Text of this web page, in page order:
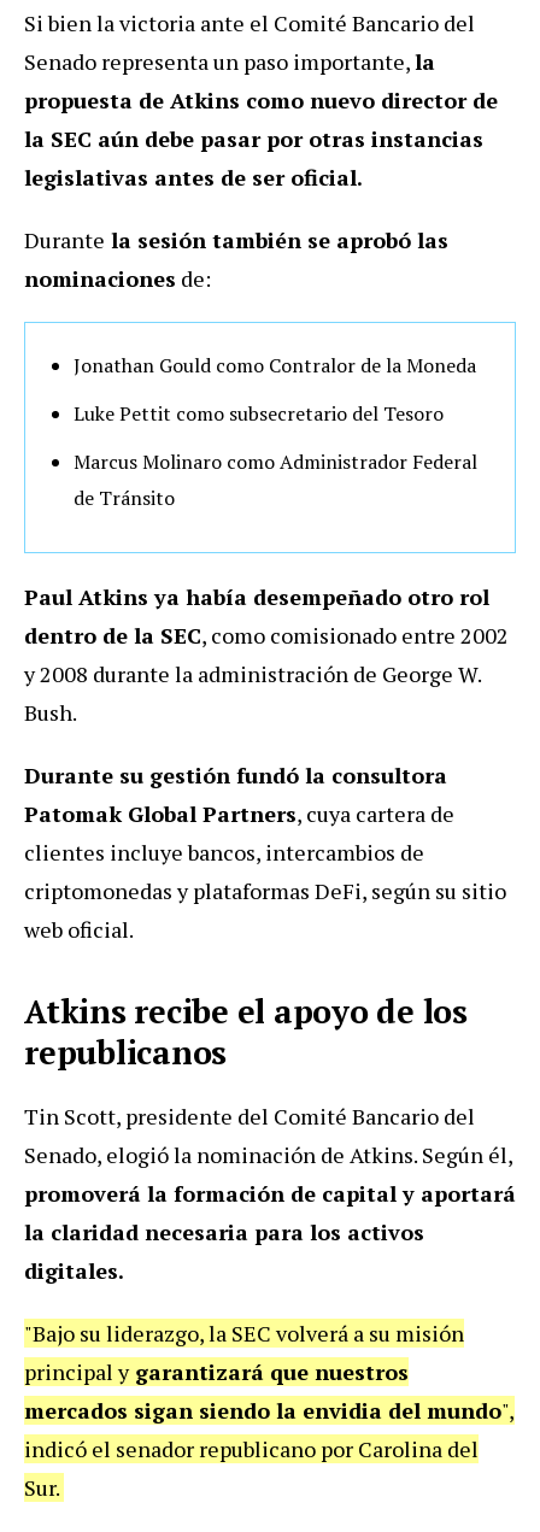
Si bien la victoria ante el Comité Bancario del
Senado representa un paso importante,la
propuesta de Atkins como nuevo director de
la SEC aún debe pasar por otras instancias
legislativas antes de ser oficial.
Durante la sesión también se aprobó las
nominaciones de:
Jonathan Gould como Contralor de la Moneda
Luke Pettit como subsecretario del Tesoro
Marcus Molinaro como Administrador Federal
de Tránsito
Paul Atkins ya había desempeñado otro rol
dentro de la SEC, como comisionado entre 2002
y 2008 durante la administración de George W.
Bush.
Durante su gestión fundó la consultora
Patomak Global Partners, cuya cartera de
clientes incluye bancos, intercambios de
criptomonedas y plataformas DeFi, según su sitio
web oficial.
Atkins recibe el apoyo de los
republicanos
Tin Scott, presidente del Comité Bancario del
Senado, elogió la nominación de Atkins. Según él,
promoverá la formación de capital y aportará
la claridad necesaria para los activos
digitales.
"Bajo su liderazgo, la SEC volverá a su misión
principal ygarantizará que nuestros
mercados sigan siendo la envidia del mundo",
indicó el senador republicano por Carolina del
Sur.